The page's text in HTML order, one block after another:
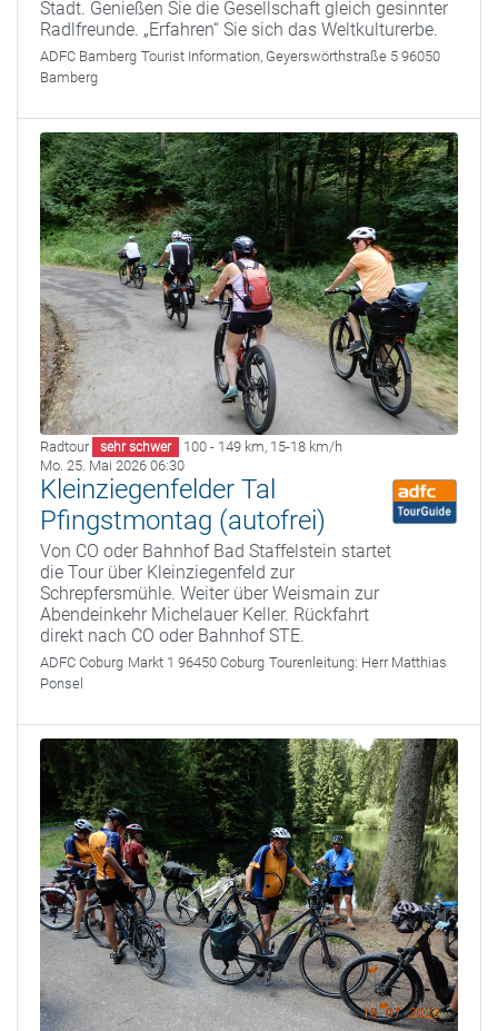
Stadt. Genießen Sie die Gesellschaft gleich gesinnter
Radlfreunde. „Erfahren“ Sie sich das Weltkulturerbe.
ADFC Bamberg Tourist Information, Geyerswörthstraße 5 96050
Bamberg
Radtour sehr schwer 100 - 149 km, 15-18 km/h
Mo. 25. Mai 2026 06:30
Kleinziegenfelder Tal
Pfingstmontag (autofrei)
Von CO oder Bahnhof Bad Staffelstein startet
die Tour über Kleinziegenfeld zur
Schrepfersmühle. Weiter über Weismain zur
Abendeinkehr Michelauer Keller. Rückfahrt
direkt nach CO oder Bahnhof STE.
ADFC Coburg Markt 1 96450 Coburg Tourenleitung: Herr Matthias
Ponsel